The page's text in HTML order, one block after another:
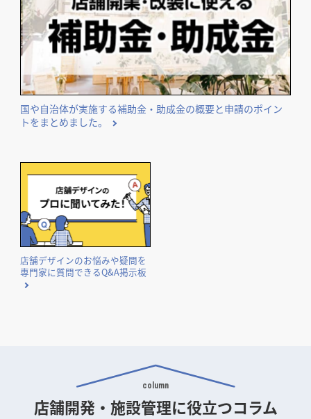
国や自治体が実施する補助金・助成金の概要と申請のポイン
トをまとめました。
店舗デザインのお悩みや疑問を
専門家に質問できるQ&A掲示板
column
店舗開発・施設管理に役立つコラム